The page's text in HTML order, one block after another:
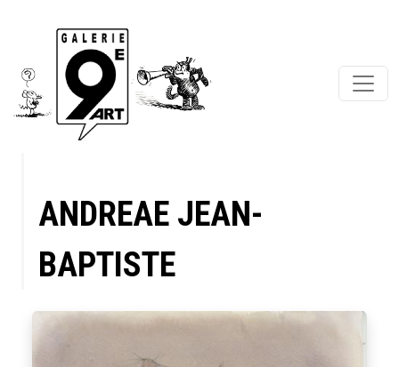
ANDREAE JEAN-
BAPTISTE